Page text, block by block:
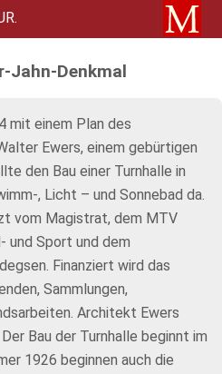
Jahn-Denkmal
mit einem Plan des
Ewers, einem gebürtigen
den Bau einer Turnhalle in
, Licht – und Sonnebad da.
vom Magistrat, dem MTV
und Sport und dem
Finanziert wird das
Sammlungen,
Architekt Ewers
Bau der Turnhalle beginnt im
1926 beginnen auch die